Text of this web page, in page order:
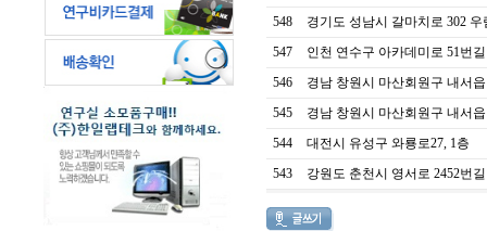
548
경기도 성남시 갈마치로 302
547
인천 연수구 아카데미로 51번
546
경남 창원시 마산회원구 내서
545
경남 창원시 마산회원구 내서
544
대전시 유성구 와룡로27, 1층
543
강원도 춘천시 영서로 2452번